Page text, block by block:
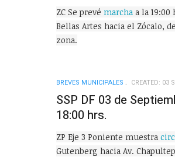
ZC Se prevé marcha a la 19:00
Bellas Artes hacia el Zócalo,
zona.
BREVES MUNICIPALES CREATED: 03
SSP DF 03 de
18:00 hrs.
ZP Eje 3 Poniente muestra
Gutenberg hacia Av.